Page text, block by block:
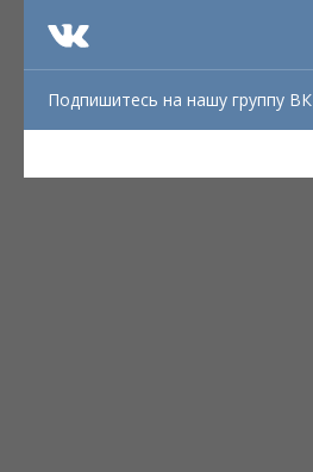
Подпишитесь на нашу группу ВК